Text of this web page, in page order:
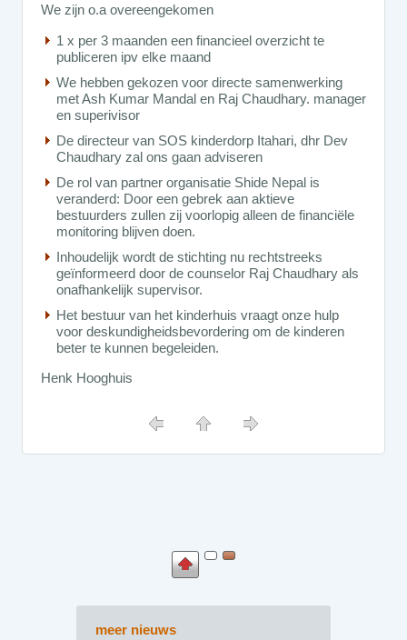
We zijn o.a overeengekomen
1 x per 3 maanden een financieel overzicht te
publiceren ipv elke maand
We hebben gekozen voor directe samenwerking
met Ash Kumar Mandal en Raj Chaudhary. manager
en superivisor
De directeur van SOS kinderdorp Itahari, dhr Dev
Chaudhary zal ons gaan adviseren
De rol van partner organisatie Shide Nepal is
veranderd: Door een gebrek aan aktieve
bestuurders zullen zij voorlopig alleen de financiële
monitoring blijven doen.
Inhoudelijk wordt de stichting nu rechtstreeks
geïnformeerd door de counselor Raj Chaudhary als
onafhankelijk supervisor.
Het bestuur van het kinderhuis vraagt onze hulp
voor deskundigheidsbevordering om de kinderen
beter te kunnen begeleiden.
Henk Hooghuis
meer nieuws